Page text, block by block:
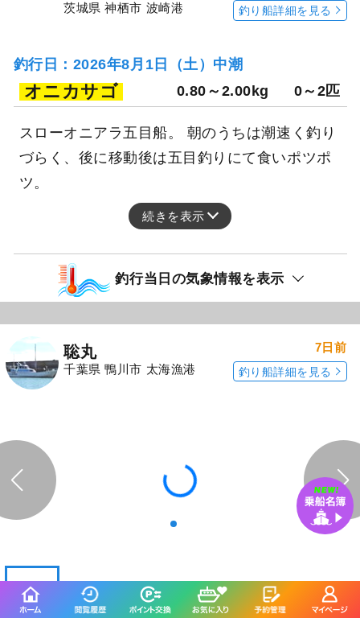
茨城県 神栖市 波崎港 釣り船詳細を見る
釣行日：2026年8月1日（土）中潮
オニカサゴ 0.80～2.00kg 0～2匹
スローオニアラ五目船。 朝のうちは潮速く釣り
づらく、後に移動後は五目釣りにて食いポツポ
ツ。
続きを表示
釣行当日の気象情報を表示
聡丸
千葉県 鴨川市 太海漁港
7日前
釣り船詳細を見る